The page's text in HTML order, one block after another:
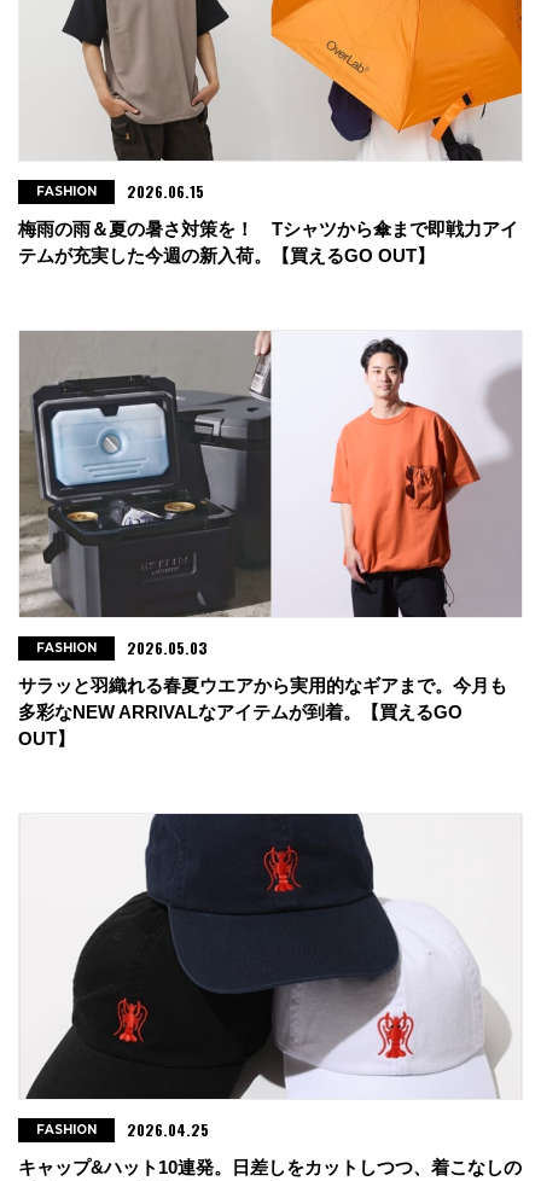
tel : 027-372-1550
・go slow caravan ららぽーと新三郷店
埼玉県三郷市新三郷ららシティ3-3-1 ららぽーと新三郷店2F
tel : 048-954-6031
・RIMBA
埼玉県さいたま市浦和区高砂3-7-9
埼玉県さいたま市浦和区東高砂町1-1 浦和パルコ４Ｆ
tel : 048-611-8477
・FUNCTION JUNCTION SHIBUYA SHOP
東京都渋谷区宇田川町12-14
tel : 03-3461-0373
東京都渋谷区神宮前3-18-21
tel : 03-3404-1348
tel : 0422-24-6426
・go slow caravan コピス吉祥寺店
東京都武蔵野市吉祥寺本町1-11-5 コピス吉祥寺A館2F
tel : 0422-27-2387
・go slow caravan ダイバーシティ東京プラザ店
東京都江東区青海1-1-10ダイバーシティ東京プラザ5F
tel : 03-6457-2616
・go slow caravan 東京スカイツリータウン・ソラマチ店
梅雨の雨＆夏の暑さ対策を！ Tシャツから傘まで即戦力アイ
テムが充実した今週の新入荷。【買えるGO OUT】
FASHION 2026.06.15
サラッと羽織れる春夏ウエアから実用的なギアまで。今月も
多彩なNEW ARRIVALなアイテムが到着。【買えるGO
OUT】
FASHION 2026.05.03
キャップ&ハット10連発。日差しをカットしつつ、着こなしの
FASHION 2026.04.25